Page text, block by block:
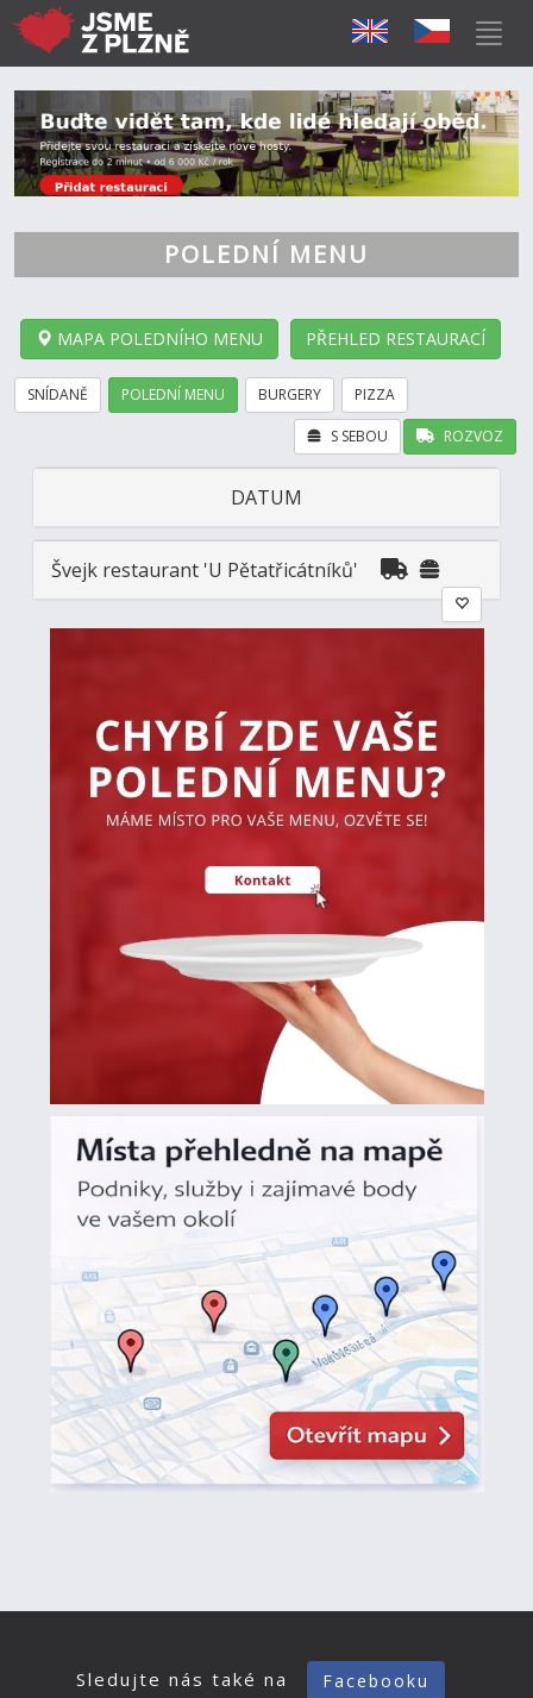
POLEDNÍ MENU
MAPA POLEDNÍHO MENU PŘEHLED RESTAURACÍ
SNÍDANĚ POLEDNÍ MENU BURGERY PIZZA
ROZVOZ
S SEBOU
DATUM
Švejk restaurant 'U Pětatřicátníků'
Sledujte nás také na Facebooku